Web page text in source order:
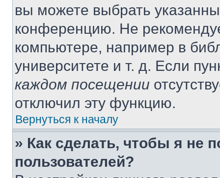
вы можете выбрать
конференцию. Не
компьютере, например в
университете и т. д. Если
каждом посещении
отключил эту функцию.
Вернуться к началу
» Как сделать, чтобы я не
пользователей?